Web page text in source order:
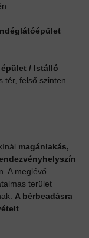
/ Istálló
tér, felső szinten
magánlakás,
A meglévő
terület
A bérbeadásra